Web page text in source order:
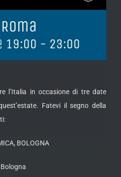
Roma
19:00 - 23:00
l’Italia in occasione di tre date
Fatevi il segno della
BOLOGNA